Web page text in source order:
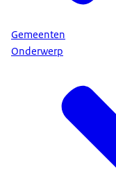
Gemeenten
Onderwerp